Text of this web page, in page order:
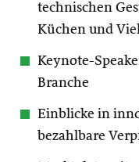
technischen
Küchen und
Keynote-
Branche
Einblicke in
bezahlbare